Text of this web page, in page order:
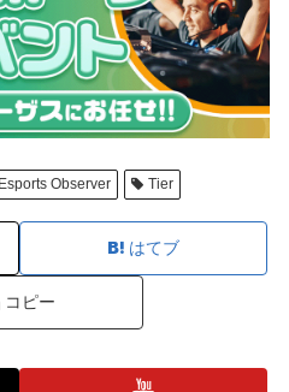
Observer Tier
はてブ
コピー